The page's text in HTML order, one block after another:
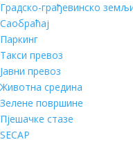
Градско-грађевинско
Саобраћај
Паркинг
Такси превоз
Јавни превоз
Животна средина
Зелене површине
Пјешачке стазе
SECAP